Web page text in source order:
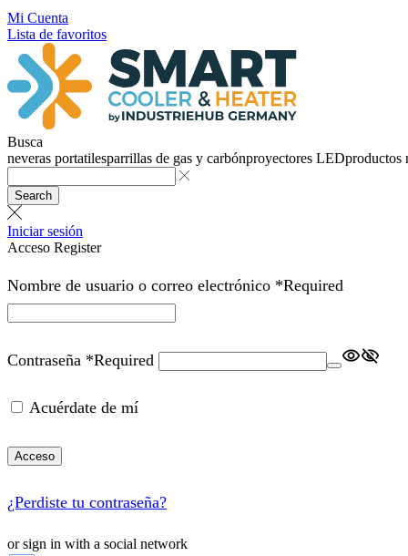
Mi Cuenta
Lista de favoritos
Busca
neveras portatilesparrillas de gas y carbónproyectores LEDproductos
Search
Iniciar sesión
Acceso Register
Nombre de usuario o correo electrónico *Required
Contraseña *Required
Acuérdate de mí
Acceso
¿Perdiste tu contraseña?
or sign in with a social network